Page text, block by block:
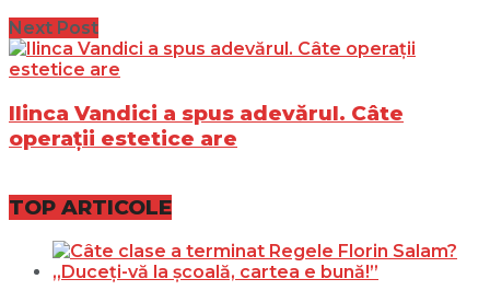
Next Post
Ilinca Vandici a spus adevărul. Câte
operații estetice are
TOP ARTICOLE